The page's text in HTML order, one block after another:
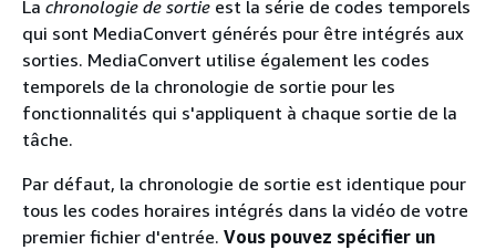
La chronologie de sortie est la série de codes temporels
qui sont MediaConvert générés pour être intégrés aux
sorties. MediaConvert utilise également les codes
temporels de la chronologie de sortie pour les
fonctionnalités qui s'appliquent à chaque sortie de la
tâche.
Par défaut, la chronologie de sortie est identique pour
tous les codes horaires intégrés dans la vidéo de votre
premier fichier d'entrée. Vous pouvez spécifier un